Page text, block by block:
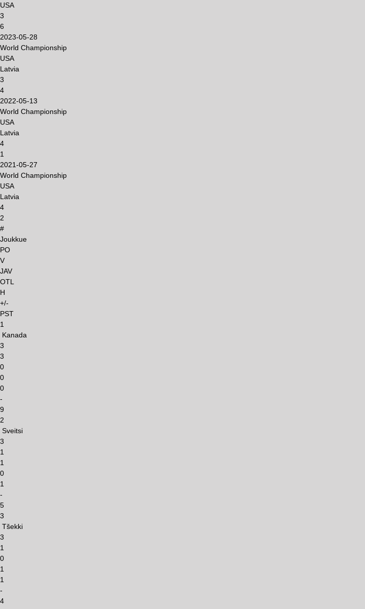
USA
3
6
2023-05-28
World Championship
USA
Latvia
3
4
2022-05-13
World Championship
USA
Latvia
4
1
2021-05-27
World Championship
USA
Latvia
4
2
#
Joukkue
PO
V
JAV
OTL
H
+/-
PST
1
Kanada
3
3
0
0
0
-
9
2
Sveitsi
3
1
1
0
1
-
5
3
Tšekki
3
1
0
1
1
-
4